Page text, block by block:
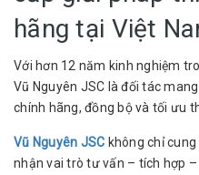
hãng tại Việt
Với hơn 12 năm kinh nghiệm
Vũ Nguyên JSC là đối tác
chính hãng, đồng bộ và tối ưu
Vũ Nguyên JSC không chỉ
nhận vai trò tư vấn – tích hợp